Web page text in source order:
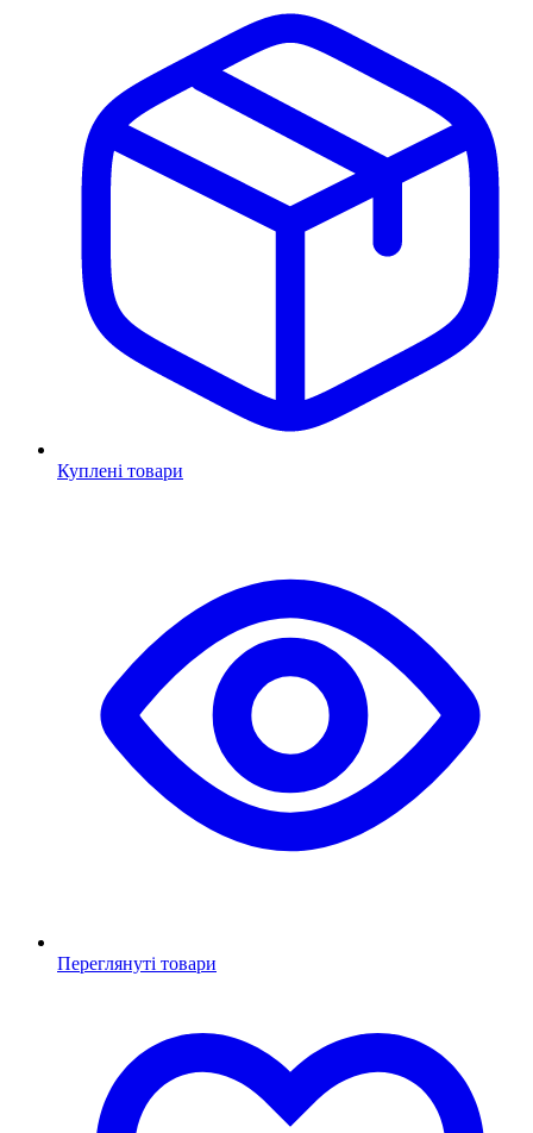
Куплені товари
Переглянуті товари